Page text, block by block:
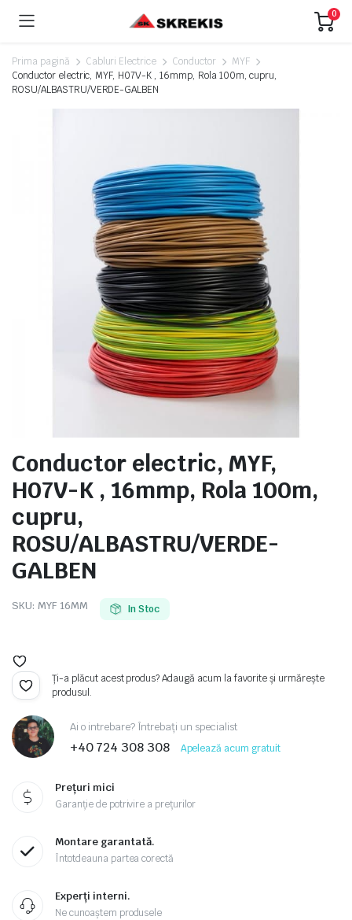
0
Prima pagină Cabluri Electrice Conductor
MYF
Conductor electric, MYF, H07V-K , 16mmp, Rola 100m, cupru,
ROSU/ALBASTRU/VERDE-GALBEN
Conductor electric, MYF,
H07V-K , 16mmp, Rola 100m,
cupru,
ROSU/ALBASTRU/VERDE-
GALBEN
SKU: MYF 16MM In Stoc
Ți-a plăcut acest produs? Adaugă acum la favorite și urmărește
produsul.
Ai o intrebare? Întrebați un specialist
+40 724 308 308 Apelează acum gratuit
Prețuri mici
Garanție de potrivire a prețurilor
Montare garantată.
Întotdeauna partea corectă
Experți interni.
Ne cunoaștem produsele